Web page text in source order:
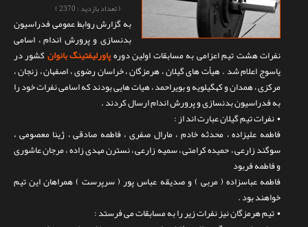
تماس با ما
( تعداد بازدید : 2370 )
به گزارش روابط عمومی فدراسیون
بدنسازی و پرورش اندام ، اسامی
نفرات هشت تیم اعزامی به مسابقات اولین دورهپاورلیفتینگ بانوانکشور در
یاسوج اعلام شد . هیأت های گیلان ، هرمزگان ، خراسان رضوی ، اصفهان ، زنجان ،
مرکزی ، همدان و کهگیلویه و بویراحمد ، هیات هایی بودند که اسامی نفرات خود را
به فدراسیون بدنسازی و پرورش اندام ارسال کردند .
• نفرات تیم گیلان عبارت اند از :
فاطمه علیزاده ، محدثه خادم ، مارال صفری ، فاطمه صادقی ، ژینا معصومی ،
سوگند زارعی ، حمیده کرامتی ، سمیه زارعی ، نسترن مهدی زاده ، مرجان عاشوری
و فاطمه فربود
فاطمه عباسزاده ( مربی ) و صدیقه عباس پور ( سرپرست ) همراهان این تیم
خواهند بود .
• تیم هرمزگان نیز نفرات زیر را به مسابقات می فرستد :